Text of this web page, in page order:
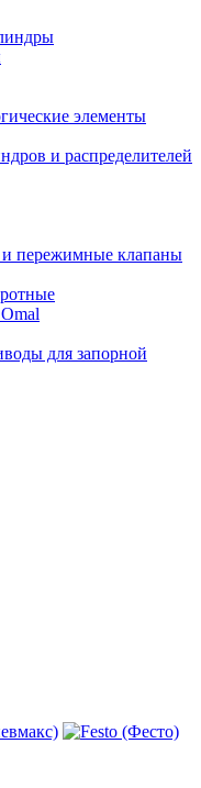
элементы
и распределителей
пережимные клапаны
для запорной